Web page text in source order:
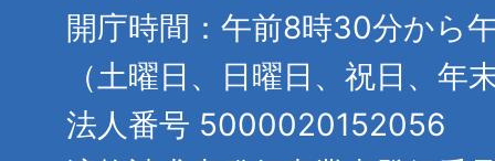
開庁時間：午前8時30分から
（土曜日、日曜日、祝日、年
法人番号 5000020152056